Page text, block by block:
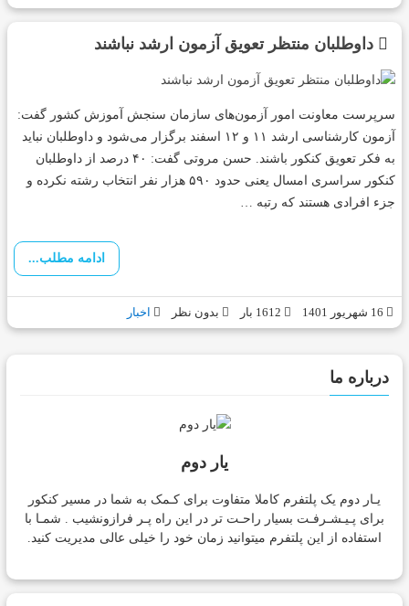
درباره ما
یار دوم
یـار دوم یک پلتفرم کاملا متفاوت برای کـمک به شما در مسیر کنکور
برای پـیـشـرفـت بسیار راحـت تر در این راه پـر فرازونشیب . شمـا با
استفاده از این پلتفرم میتوانید زمان خود را خیلی عالی مدیریت کنید.
داوطلبان منتظر تعویق آزمون ارشد نباشند
سرپرست معاونت امور آزمون‌های سازمان سنجش آموزش کشور گفت:
آزمون کارشناسی ارشد ۱۱ و ۱۲ اسفند برگزار می‌شود و داوطلبان نباید
به فکر تعویق کنکور باشند. حسن مروتی گفت: ۴۰ درصد از داوطلبان
کنکور سراسری امسال یعنی حدود ۵۹۰ هزار نفر انتخاب رشته نکرده و
جزء افرادی هستند که رتبه …
ادامه مطلب...
بدون نظر اخبار